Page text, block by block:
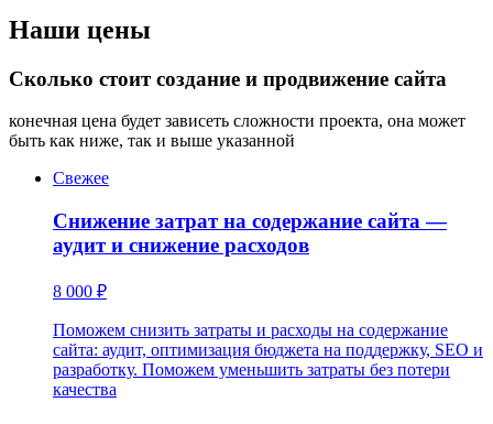
Наши цены
Сколько стоит создание и продвижение сайта
конечная цена будет зависеть сложности проекта, она может
быть как ниже, так и выше указанной
Свежее
Снижение затрат на содержание сайта —
аудит и снижение расходов
8 000 ₽
Поможем снизить затраты и расходы на содержание
сайта: аудит, оптимизация бюджета на поддержку, SEO и
разработку. Поможем уменьшить затраты без потери
качества